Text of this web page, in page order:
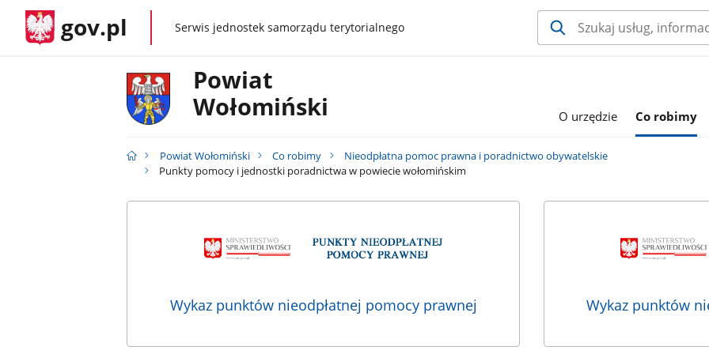
gov.pl gov.plSerwis jednostek samorządu terytorialnego
Powiat
Wołomiński
O urzędzie Co robimy
Powiat Wołomiński Co robimy
Nieodpłatna pomoc prawna i poradnictwo obywatelskie
Punkty pomocy i jednostki poradnictwa w powiecie wołomińskim
Wykaz punktów nieodpłatnej pomocy prawnej Wykaz punktów